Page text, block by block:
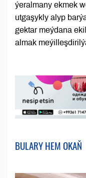
ýeralmany ekmek
utgaşykly alyp
gektar meýdana
almak
BULARY HEM OKAŇ